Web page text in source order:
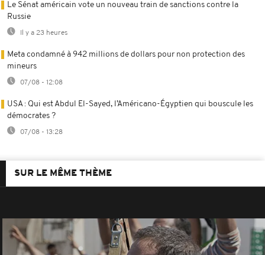
Le Sénat américain vote un nouveau train de sanctions contre la
Russie
Il y a 23 heures
Meta condamné à 942 millions de dollars pour non protection des
mineurs
07/08 - 12:08
USA : Qui est Abdul El-Sayed, l’Américano-Égyptien qui bouscule les
démocrates ?
07/08 - 13:28
SUR LE MÊME THÈME